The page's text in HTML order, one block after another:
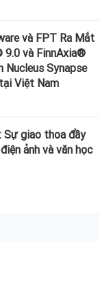
và FPT Ra Mắt
9.0 và FinnAxia®
Nucleus Synapse
Việt Nam
Sự giao thoa đầy
ảnh và văn học